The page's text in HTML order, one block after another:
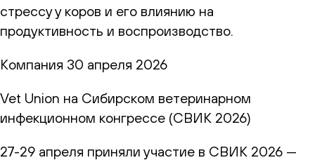
стрессу у коров и его влиянию на
продуктивность и воспроизводство.
Компания 30 апреля 2026
Vet Union на Сибирском ветеринарном
инфекционном конгрессе (СВИК 2026)
27-29 апреля приняли участие в СВИК 2026 —